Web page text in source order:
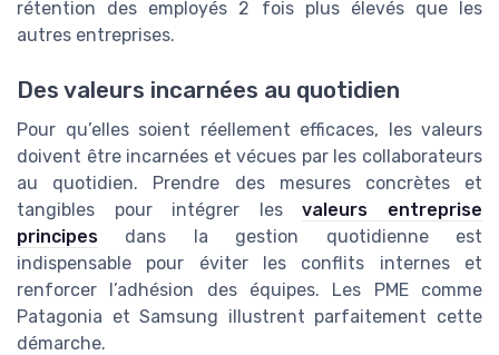
rétention des employés 2 fois plus élevés que les
autres entreprises.
Des valeurs incarnées au quotidien
Pour qu’elles soient réellement efficaces, les valeurs
doivent être incarnées et vécues par les collaborateurs
au quotidien. Prendre des mesures concrètes et
tangibles pour intégrer lesvaleurs entreprise
principes dans la gestion quotidienne est
indispensable pour éviter les conflits internes et
renforcer l’adhésion des équipes. Les PME comme
Patagonia et Samsung illustrent parfaitement cette
démarche.